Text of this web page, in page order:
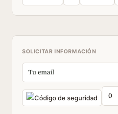
SOLICITAR INFORMACIÓN